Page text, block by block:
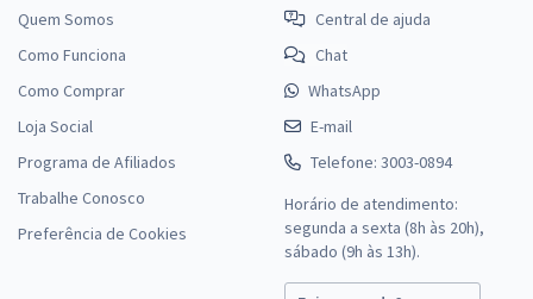
Quem Somos
Como Funciona
Como Comprar
Loja Social
Programa de Afiliados
Trabalhe Conosco
Preferência de Cookies
Central de ajuda
Chat
WhatsApp
E-mail
Telefone: 3003-0894
Horário de atendimento:
segunda a sexta (8h às 20h),
sábado (9h às 13h).